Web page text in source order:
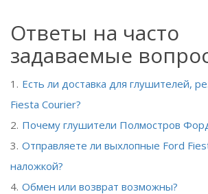
Ответы на часто
задаваемые
Есть ли доставка для глушителей,
Fiesta Courier?
Почему глушители Полмостров
Отправляете ли выхлопные Ford
наложкой?
Обмен или возврат возможны?